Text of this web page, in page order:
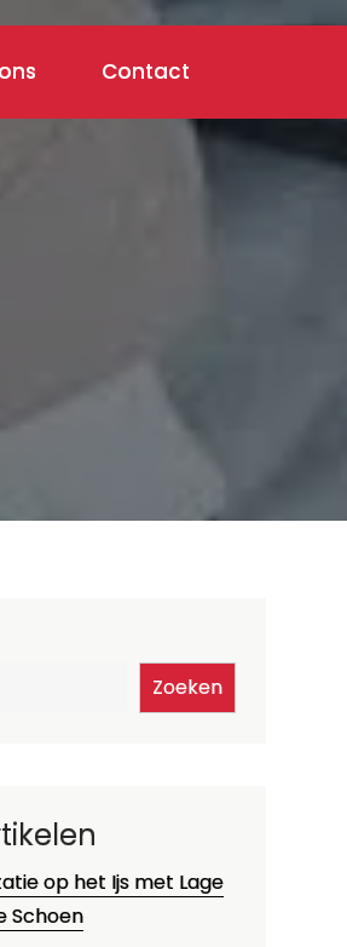
Contact
Zoeken
op het Ijs met Lage
Schoen